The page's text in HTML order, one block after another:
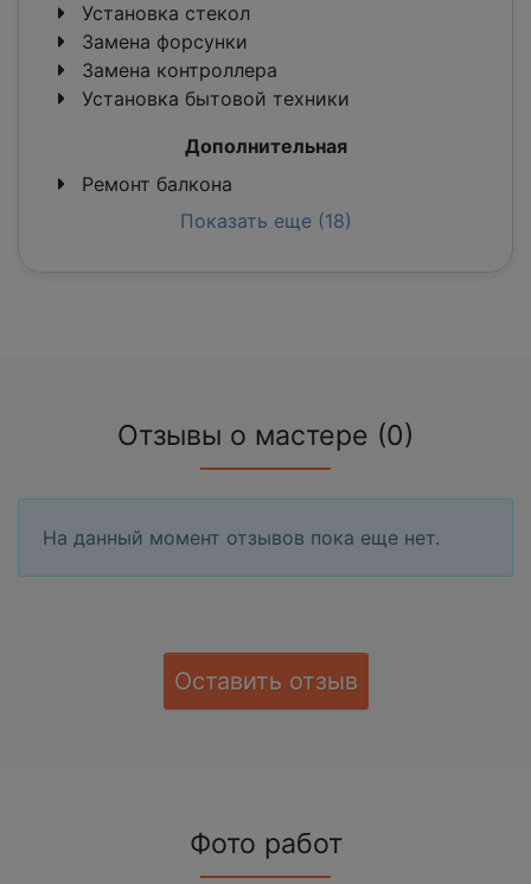
Установка стекол
Замена форсунки
Замена контроллера
Установка бытовой техники
Дополнительная
Ремонт балкона
Показать еще (18)
Отзывы о мастере (0)
На данный момент отзывов пока еще нет.
Оставить отзыв
Фото работ